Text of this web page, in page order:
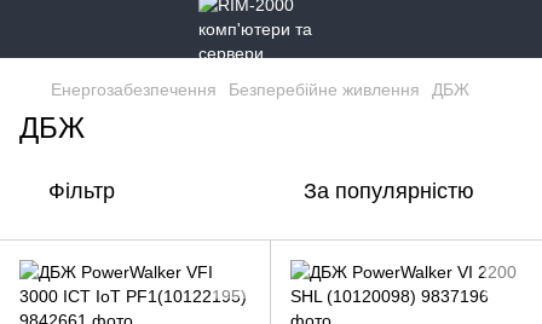
Енергозабезпечення Безперебійне живлення ДБЖ
ДБЖ
Фільтр За популярністю